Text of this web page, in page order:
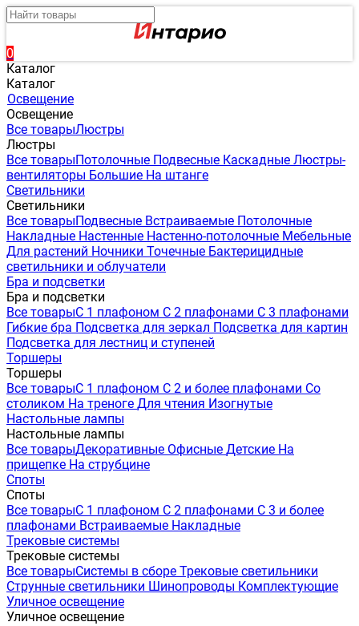
0
Каталог
Каталог
Освещение
Освещение
Все товарыЛюстры
Люстры
Все товарыПотолочные Подвесные Каскадные Люстры-
вентиляторы Большие На штанге
Светильники
Светильники
Все товарыПодвесные Встраиваемые Потолочные
Накладные Настенные Настенно-потолочные Мебельные
Для растений Ночники Точечные Бактерицидные
светильники и облучатели
Бра и подсветки
Бра и подсветки
Все товарыС 1 плафоном С 2 плафонами С 3 плафонами
Гибкие бра Подсветка для зеркал Подсветка для картин
Подсветка для лестниц и ступеней
Торшеры
Торшеры
Все товарыС 1 плафоном С 2 и более плафонами Со
столиком На треноге Для чтения Изогнутые
Настольные лампы
Настольные лампы
Все товарыДекоративные Офисные Детские На
прищепке На струбцине
Споты
Споты
Все товарыС 1 плафоном С 2 плафонами С 3 и более
плафонами Встраиваемые Накладные
Трековые системы
Трековые системы
Все товарыСистемы в сборе Трековые светильники
Струнные светильники Шинопроводы Комплектующие
Уличное освещение
Уличное освещение